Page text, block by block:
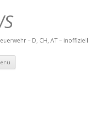
– D, CH, AT – inoffiziell
Springe zum Inhalt